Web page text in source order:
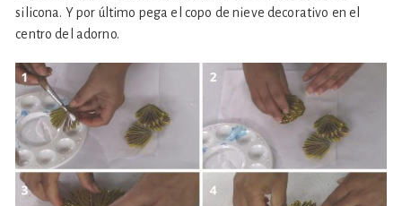
silicona. Y por último pega el copo de nieve decorativo en el
centro del adorno.